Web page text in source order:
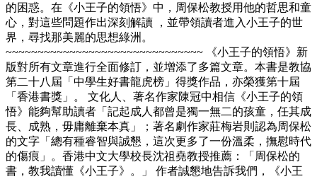
的困惑。在《小王子的領悟》中，周保松教授用他的哲思和童
心，對這些問題作出深刻解讀 ，並帶領讀者進入小王子的世
界，尋找那美麗的思想綠洲。
~~~~~~~~~~~~~~~~~~~~~~~~~~~~~~~ 《小王子的領悟》新
版對所有文章進行全面修訂，並增添了多篇文章。本書是教協
第二十八屆「中學生好書龍虎榜」得獎作品，亦榮獲第十屆
「香港書獎」。 文化人、著名作家陳冠中相信《小王子的領
悟》能夠幫助讀者「記起成人都曾是獨一無二的孩童，任其成
長、成熟，毋庸離棄本真」；著名劇作家莊梅岩則認為周保松
的文字「總有種睿智與誠懇，這次更多了一份溫柔，撫慰時代
的傷痕」。香港中文大學校長沈祖堯教授推薦：「周保松的
書，教我讀懂《小王子》。」 作者誠懇地告訴我們，《小王